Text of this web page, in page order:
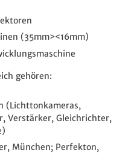
(35mm><16mm)
gehören:
(Lichttonkameras,
Verstärker, Gleichrichter,
München; Perfekton,